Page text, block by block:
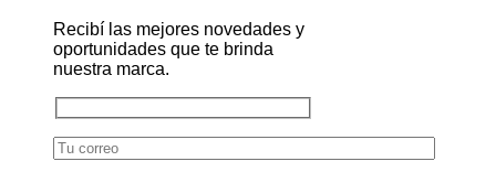
Recibí las mejores novedades y
oportunidades que te brinda
nuestra marca.